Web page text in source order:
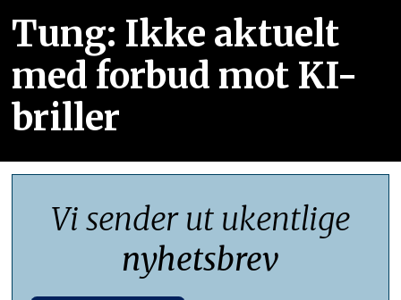
Tung: Ikke aktuelt
med forbud mot KI-
briller
Vi sender ut ukentlige
nyhetsbrev